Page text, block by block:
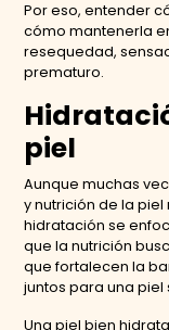
Por eso, entender
cómo mantenerla
resequedad,
prematuro.
piel
Aunque muchas
y nutrición de la piel
hidratación se
que la nutrición
que fortalecen la
juntos para una piel
Una piel bien